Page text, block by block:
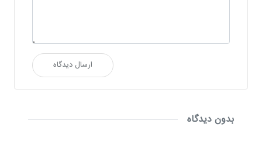
ارسال دیدگاه
بدون دیدگاه